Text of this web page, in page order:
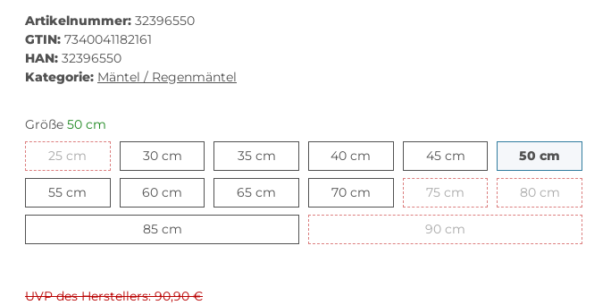
Artikelnummer: 32396550
GTIN: 7340041182161
HAN: 32396550
Kategorie: Mäntel / Regenmäntel
Größe 50 cm
25 cm 25 cm 30 cm30 cm 35 cm35 cm 40 cm 45 cm45 cm 50 cm
55 cm 60 cm 65 cm 70 cm70 cm 75 cm 75 cm 80 cm80 cm
85 cm85 cm 90 cm
UVP des Herstellers: 90,90 €